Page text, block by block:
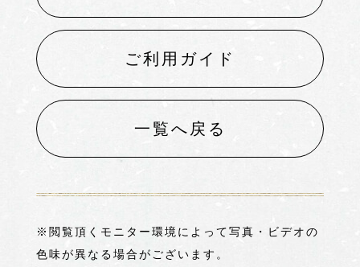
ご利用ガイド
一覧へ戻る
※閲覧頂くモニター環境によって写真・ビデオの
色味が異なる場合がございます。